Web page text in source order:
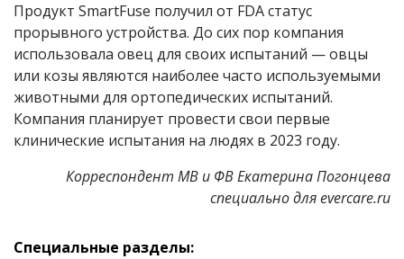
Продукт SmartFuse получил от FDA статус
прорывного устройства. До сих пор компания
использовала овец для своих испытаний — овцы
или козы являются наиболее часто используемыми
животными для ортопедических испытаний.
Компания планирует провести свои первые
клинические испытания на людях в 2023 году.
Корреспондент МВ и ФВ Екатерина Погонцева
специально для evercare.ru
Специальные разделы: